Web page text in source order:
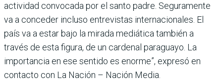
actividad convocada por el santo padre. Seguramente
va a conceder incluso entrevistas internacionales. El
país va a estar bajo la mirada mediática también a
través de esta figura, de un cardenal paraguayo. La
importancia en ese sentido es enorme”, expresó en
contacto con La Nación – Nación Media.